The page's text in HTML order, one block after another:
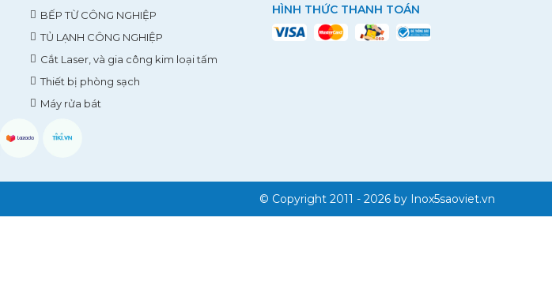
BẾP TỪ CÔNG NGHIỆP
TỦ LẠNH CÔNG NGHIỆP
Cắt Laser, và gia công kim loại tấm
Thiết bị phòng sạch
Máy rửa bát
HÌNH THỨC THANH TOÁN
© Copyright 2011 - 2026 by Inox5saoviet.vn